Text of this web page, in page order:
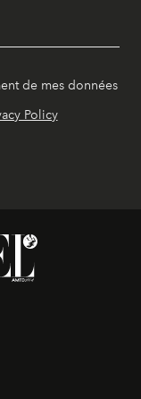
de mes données
Policy